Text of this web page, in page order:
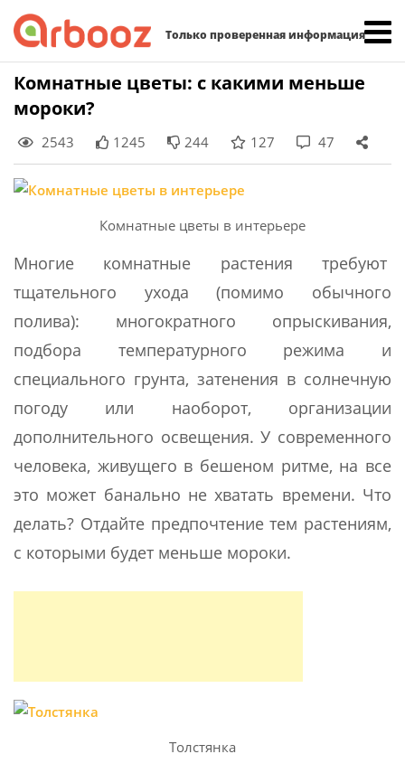
Только проверенная информация
Skip
content
Комнатные цветы: с какими меньше
мороки?
2543 1245 244 127 47
Комнатные цветы в интерьере
Многие комнатные растения требуют
тщательного ухода (помимо обычного
полива): многократного опрыскивания,
подбора температурного режима и
специального грунта, затенения в солнечную
погоду или наоборот, организации
дополнительного освещения. У современного
человека, живущего в бешеном ритме, на все
это может банально не хватать времени. Что
делать? Отдайте предпочтение тем растениям,
с которыми будет меньше мороки.
Толстянка
Найти: